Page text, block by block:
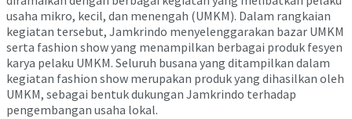
usaha mikro, kecil, dan menengah (UMKM). Dalam rangkaian
kegiatan tersebut, Jamkrindo menyelenggarakan bazar UMKM
serta fashion show yang menampilkan berbagai produk fesyen
karya pelaku UMKM. Seluruh busana yang ditampilkan dalam
kegiatan fashion show merupakan produk yang dihasilkan oleh
UMKM, sebagai bentuk dukungan Jamkrindo terhadap
pengembangan usaha lokal.